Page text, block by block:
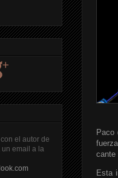
Paco
cante
Esta
el autor de
email a la